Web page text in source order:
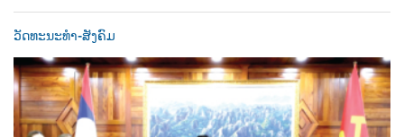
ວັດທະນະທຳ-ສັງຄົມ